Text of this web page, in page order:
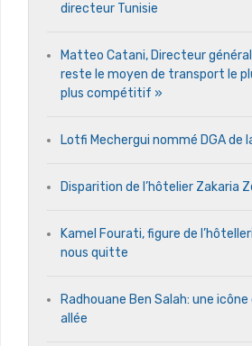
directeur Tunisie
Matteo Catani, Directeur
reste le moyen de transport le
plus compétitif »
Lotfi Mechergui nommé DGA de
Disparition de l’hôtelier Zakaria
Kamel Fourati, figure de
nous quitte
Radhouane Ben Salah: une icône
allée